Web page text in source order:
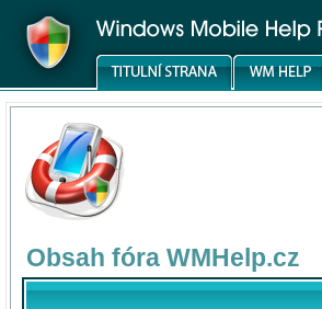
Obsah fóra WMHelp.cz